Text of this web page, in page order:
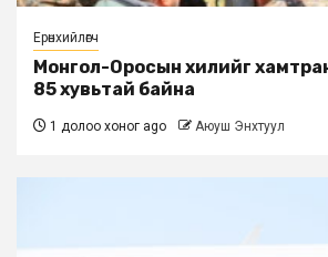
Ерөнхийлөгч
Монгол-Оросын хилийг
85 хувьтай байна
1 долоо хоног ago Аюуш Энхтуул